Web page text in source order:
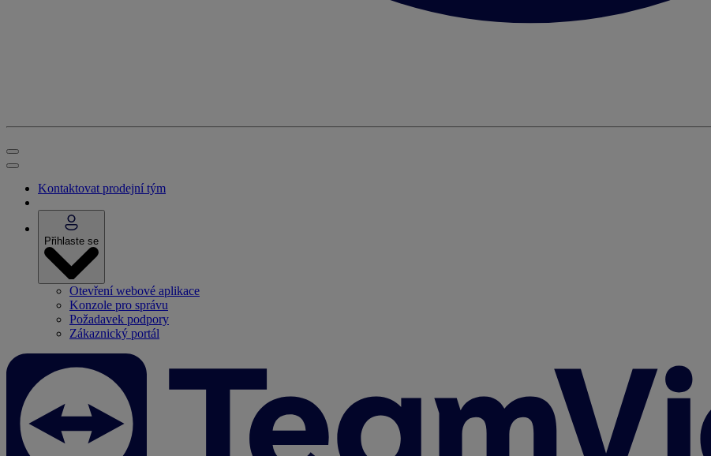
Kontaktovat prodejní tým
Přihlaste se
Otevření webové aplikace
Konzole pro správu
Požadavek podpory
Zákaznický portál